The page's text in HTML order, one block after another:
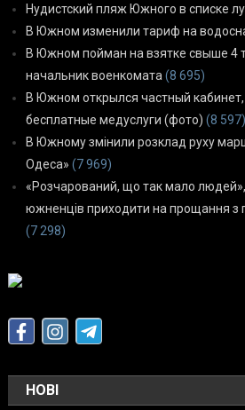
Нудистский пляж Южного в списке
В Южном изменили тариф на
В Южном пойман на взятке свыше 4
начальник военкомата (8 695)
В Южном открылся частный
бесплатные медуслуги (фото) (8 597)
В Южному змінили розклад руху
Одеса» (7 969)
«Розчарований, що так мало
южненців приходити на прощання з
(7 298)
НОВІ